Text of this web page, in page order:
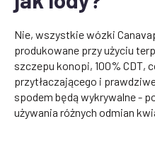
Nie, wszystkie wózki
produkowane przy użyciu
szczepu konopi, 100% CDT,
przytłaczającego i
spodem będą wykrywalne -
używania różnych odmian